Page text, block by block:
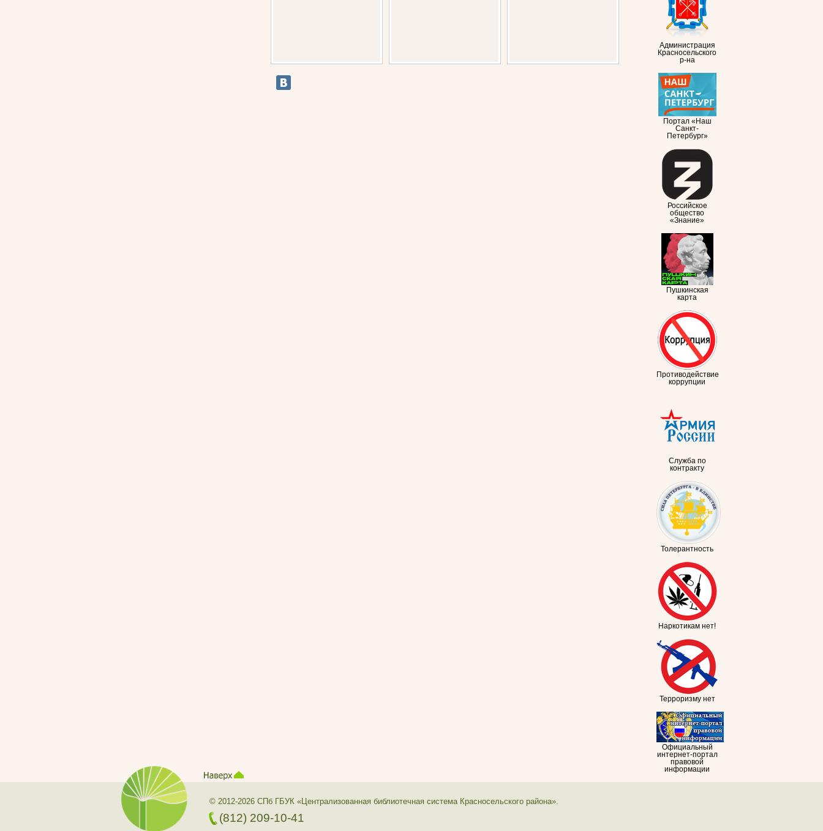
Администрация
Красносельского
р-на
Портал «Наш
Санкт-
Петербург»
Российское
общество
«Знание»
Пушкинская
карта
Противодействие
коррупции
Служба по
контракту
Толерантность
Наркотикам нет!
Терроризму нет
Официальный
интернет-портал
правовой
информации
© 2012-2026 СПб ГБУК «Централизованная библиотечная система Красносельского района».
(812) 209-10-41